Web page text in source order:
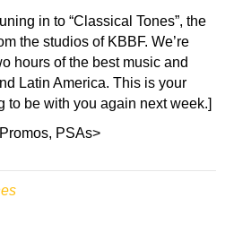
in to “Classical Tones”, the
the studios of KBBF. We’re
hours of the best music and
Latin America. This is your
to be with you again next week.]
PSAs>